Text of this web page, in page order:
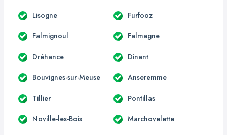
Lisogne Furfooz
Falmignoul Falmagne
Dréhance Dinant
Bouvignes-sur-Meuse Anseremme
Tillier Pontillas
Noville-les-Bois Marchovelette